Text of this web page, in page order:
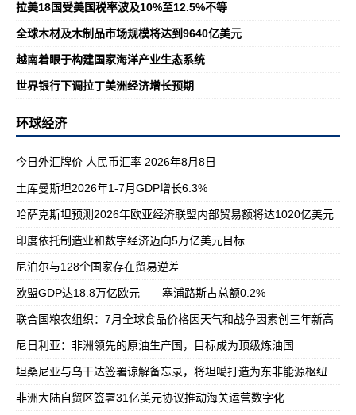
拉美18国受美国税率波及10%至12.5%不等
全球木材及木制品市场规模将达到9640亿美元
越南着眼于构建国家海洋产业生态系统
世界银行下调拉丁美洲经济增长预期
环球经济
今日外汇牌价 人民币汇率 2026年8月8日
土库曼斯坦2026年1-7月GDP增长6.3%
哈萨克斯坦预测2026年欧亚经济联盟内部贸易额将达1020亿美元
印度依托制造业和数字经济迈向5万亿美元目标
尼泊尔与128个国家存在贸易逆差
欧盟GDP达18.8万亿欧元——塞浦路斯占总额0.2%
联合国粮农组织：7月全球食品价格因天气和战争因素创三年新高
尼日利亚：非洲领先的原油生产国，目标成为顶级炼油国
坦桑尼亚与乌干达签署谅解备忘录，将坦噶打造为东非能源枢纽
非洲大陆自贸区签署31亿美元协议推动海关运营数字化